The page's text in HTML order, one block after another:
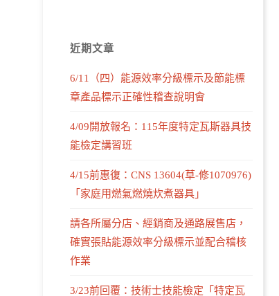
近期文章
6/11（四）能源效率分級標示及節能標
章產品標示正確性稽查說明會
4/09開放報名：115年度特定瓦斯器具技
能檢定講習班
4/15前惠復：CNS 13604(草-修1070976)
「家庭用燃氣燃燒炊煮器具」
請各所屬分店、經銷商及通路展售店，
確實張貼能源效率分級標示並配合稽核
作業
3/23前回覆：技術士技能檢定「特定瓦